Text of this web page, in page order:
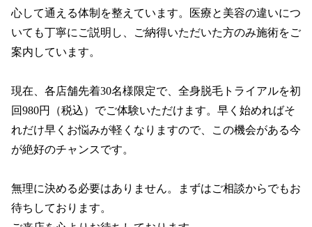
心して通える体制を整えています。医療と美容の違いにつ
いても丁寧にご説明し、ご納得いただいた方のみ施術をご
案内しています。
現在、各店舗先着30名様限定で、全身脱毛トライアルを初
回980円（税込）でご体験いただけます。早く始めればそ
れだけ早くお悩みが軽くなりますので、この機会がある今
が絶好のチャンスです。
無理に決める必要はありません。まずはご相談からでもお
待ちしております。